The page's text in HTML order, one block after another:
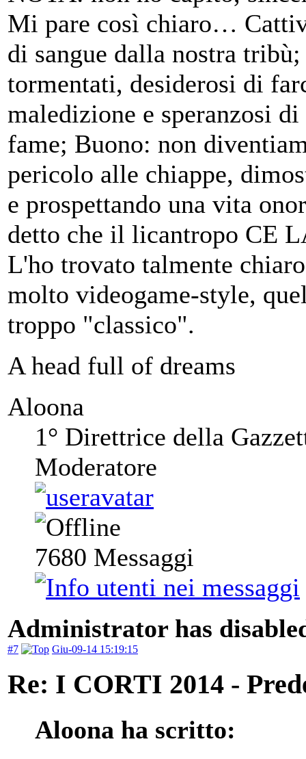
Mi pare così chiaro…
di sangue dalla nostra
tormentati, desiderosi di
maledizione e speranzosi
fame; Buono: non
pericolo alle chiappe,
e prospettando una vita
detto che il licantropo CE
L'ho trovato talmente
molto videogame-style,
troppo "classico".
A head full of dreams
Aloona
1° Direttrice della
Moderatore
7680 Messaggi
Administrator has
#7 Giu-09-14 15:19:15
Re: I CORTI 2014 -
Aloona ha scritto: